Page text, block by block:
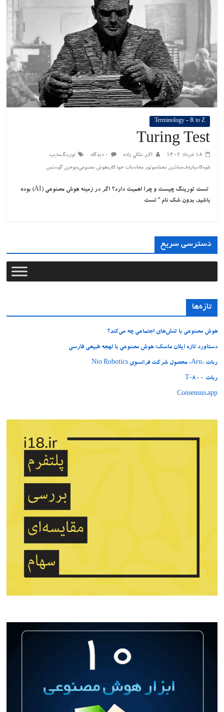
Terminology - R to Z
Turing Test
۱۸ خرداد ۱۴۰۲ اکبر ملکی زاده ۰ دیدگاه تورینگ،دیپ
بلو،کاسپاروف،ماشین معما،موتور محاسبات خودکار،هوش مصنوعی،یوجین گوستمن
تست تورینگ چیست و چرا اهمیت دارد؟ اگر در زمینه هوش مصنوعی (AI) بوده
باشید، بدون شک نام ” تست
دسترسی سریع
تازه‌ها
هوش مصنوعی با تنش‌های اجتماعی چه می‌کند؟
دستاورد تازه ایلان ماسک؛ هوش مصنوعی با لهجه طبیعی فارسی
ربات «Aru» محصول شرکت فرانسوی Nio Robotics
ربات T‑800
Consensus.app